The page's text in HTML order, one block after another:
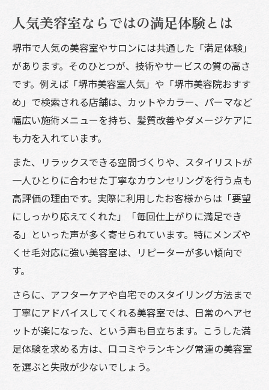
人気美容室ならではの満足体験とは
堺市で人気の美容室やサロンには共通した「満足体験」
があります。そのひとつが、技術やサービスの質の高さ
です。例えば「堺市美容室人気」や「堺市美容院おすす
め」で検索される店舗は、カットやカラー、パーマなど
幅広い施術メニューを持ち、髪質改善やダメージケアに
も力を入れています。
また、リラックスできる空間づくりや、スタイリストが
一人ひとりに合わせた丁寧なカウンセリングを行う点も
高評価の理由です。実際に利用したお客様からは「要望
にしっかり応えてくれた」「毎回仕上がりに満足でき
る」といった声が多く寄せられています。特にメンズや
くせ毛対応に強い美容室は、リピーターが多い傾向で
す。
さらに、アフターケアや自宅でのスタイリング方法まで
丁寧にアドバイスしてくれる美容室では、日常のヘアセ
ットが楽になった、という声も目立ちます。こうした満
足体験を求める方は、口コミやランキング常連の美容室
を選ぶと失敗が少ないでしょう。